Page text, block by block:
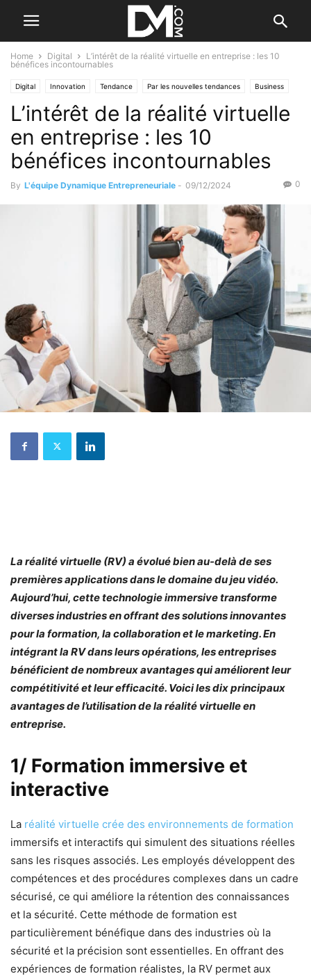
Home Digital
L’intérêt de la réalité virtuelle en entreprise : les 10
bénéfices incontournables
Digital Innovation Tendance Par les nouvelles tendances Business
Valorisation d'entreprise
L’intérêt de la réalité virtuelle
en entreprise : les 10
bénéfices incontournables
By L'équipe Dynamique Entrepreneuriale - 09/12/2024 0
La réalité virtuelle (RV) a évolué bien au-delà de ses
premières applications dans le domaine du jeu vidéo.
Aujourd’hui, cette technologie immersive transforme
diverses industries en offrant des solutions innovantes
pour la formation, la collaboration et le marketing. En
intégrant la RV dans leurs opérations, les entreprises
bénéficient de nombreux avantages qui améliorent leur
compétitivité et leur efficacité. Voici les dix principaux
avantages de l’utilisation de la réalité virtuelle en
entreprise.
1/ Formation immersive et
interactive
La réalité virtuelle crée des environnements de formation
immersifs et interactifs qui simulent des situations réelles
sans les risques associés. Les employés développent des
compétences et des procédures complexes dans un cadre
sécurisé, ce qui améliore la rétention des connaissances
et la sécurité. Cette méthode de formation est
particulièrement bénéfique dans des industries où la
sécurité et la précision sont essentielles. En offrant des
expériences de formation réalistes, la RV permet aux